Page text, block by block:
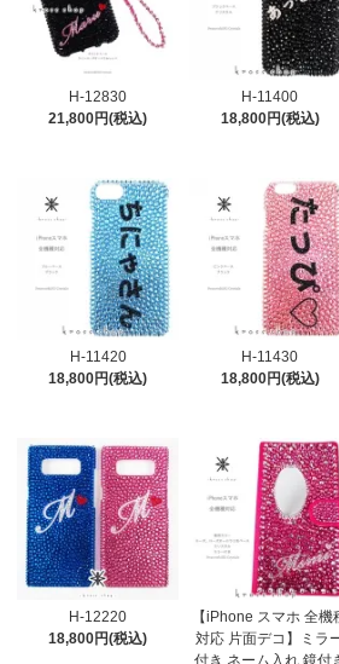
H-12830
21,800円(税込)
H-11400
18,800円(税込)
H-11420
18,800円(税込)
H-11430
18,800円(税込)
H-12220
18,800円(税込)
【iPhone スマホ 全機
対応 片面デコ】ミラ
付き ネーム入れ 鏡付